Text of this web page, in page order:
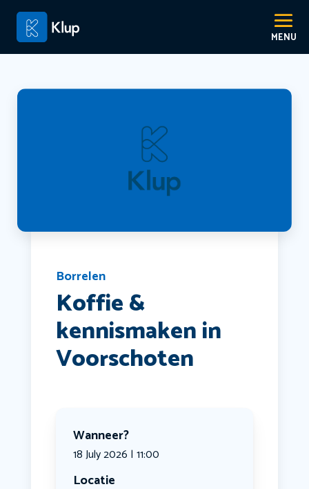
Borrelen
Koffie &
kennismaken in
Voorschoten
Wanneer?
18 July 2026 | 11:00
Locatie